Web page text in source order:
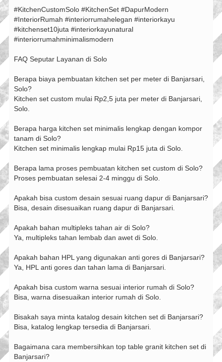
#KitchenCustomSolo #KitchenSet #DapurModern
#InteriorRumah #interiorrumahelegan #interiorkayu
#kitchenset10juta #interiorkayunatural
#interiorrumahminimalismodern
FAQ Seputar Layanan di Solo
Berapa biaya pembuatan kitchen set per meter di Banjarsari,
Solo?
Kitchen set custom mulai Rp2,5 juta per meter di Banjarsari,
Solo.
Berapa harga kitchen set minimalis lengkap dengan kompor
tanam di Solo?
Kitchen set minimalis lengkap mulai Rp15 juta di Solo.
Berapa lama proses pembuatan kitchen set custom di Solo?
Proses pembuatan selesai 2-4 minggu di Solo.
Apakah bisa custom desain sesuai ruang dapur di Banjarsari?
Bisa, desain disesuaikan ruang dapur di Banjarsari.
Apakah bahan multipleks tahan air di Solo?
Ya, multipleks tahan lembab dan awet di Solo.
Apakah bahan HPL yang digunakan anti gores di Banjarsari?
Ya, HPL anti gores dan tahan lama di Banjarsari.
Apakah bisa custom warna sesuai interior rumah di Solo?
Bisa, warna disesuaikan interior rumah di Solo.
Bisakah saya minta katalog desain kitchen set di Banjarsari?
Bisa, katalog lengkap tersedia di Banjarsari.
Bagaimana cara membersihkan top table granit kitchen set di
Banjarsari?